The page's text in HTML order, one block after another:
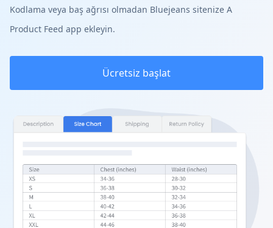
Kodlama veya baş ağrısı olmadan Bluejeans sitenize A
Product Feed app ekleyin.
Ücretsiz başlat